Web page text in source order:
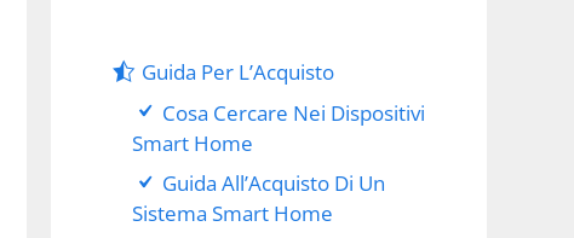
Guida Per L’Acquisto
Cosa Cercare Nei Dispositivi
Smart Home
Guida All’Acquisto Di Un
Sistema Smart Home